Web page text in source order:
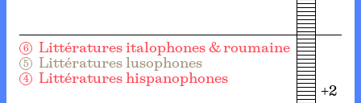
6 Littératures italophones & roumaine
5 Littératures lusophones
4
Littératures hispanophones
+2